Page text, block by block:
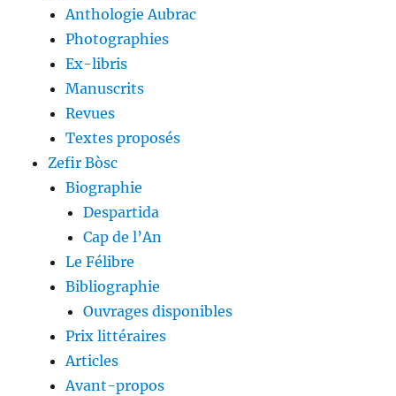
Anthologie Aubrac
Photographies
Ex-libris
Manuscrits
Revues
Textes proposés
Zefir Bòsc
Biographie
Despartida
Cap de l’An
Le Félibre
Bibliographie
Ouvrages disponibles
Prix littéraires
Articles
Avant-propos